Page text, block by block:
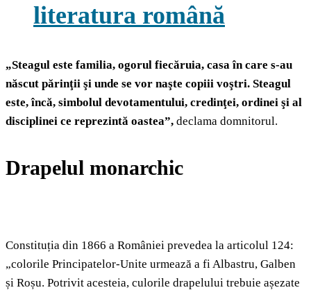
literatura română
„Steagul este familia, ogorul fiecăruia, casa în care s-au
născut părinţii şi unde se vor naşte copiii voştri. Steagul
este, încă, simbolul devotamentului, credinţei, ordinei şi al
disciplinei ce reprezintă oastea”, declama domnitorul.
Drapelul monarchic
Constituția din 1866 a României prevedea la articolul 124:
„colorile Principatelor-Unite urmează a fi Albastru, Galben
și Roșu. Potrivit acesteia, culorile drapelului trebuie așezate